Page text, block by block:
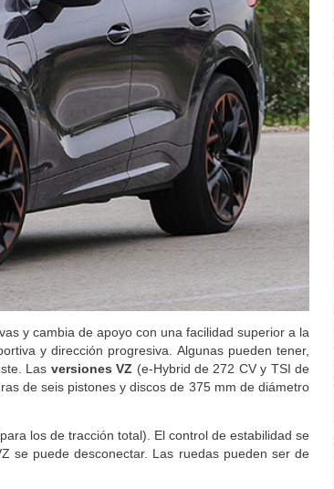
y cambia de apoyo con una facilidad superior a la
y dirección progresiva. Algunas pueden tener,
Lasversiones VZ(e-Hybrid de 272 CV y TSI de
los de tracción total). El control de estabilidad se
puede desconectar. Las ruedas pueden ser de